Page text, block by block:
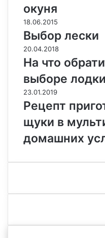
окуня
18.06.2015
Выбор лески
20.04.2018
На что
выборе
23.01.2019
Рецепт
щуки в
домашних